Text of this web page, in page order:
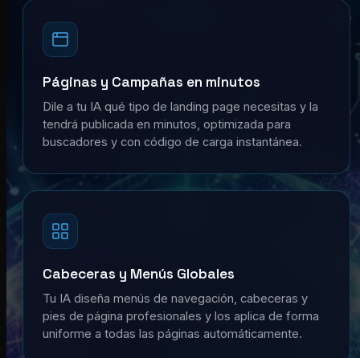
Páginas y Campañas en minutos
Dile a tu IA qué tipo de landing page necesitas y la
tendrá publicada en minutos, optimizada para
buscadores y con código de carga instantánea.
Cabeceras y Menús Globales
Tu IA diseña menús de navegación, cabeceras y
pies de página profesionales y los aplica de forma
uniforme a todas las páginas automáticamente.